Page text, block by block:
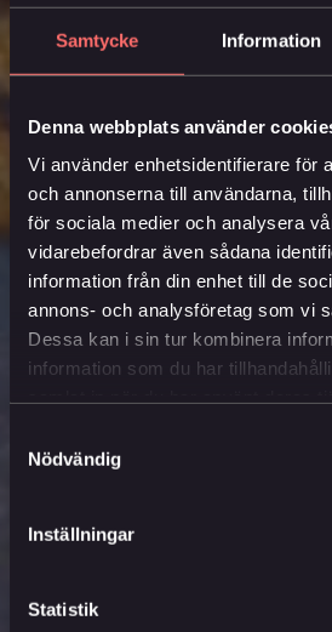
Samtycke Information
Denna webbplats använder
Vi använder enhetsidentifierare för
och annonserna till användarna,
för sociala medier och analysera
vidarebefordrar även sådana
information från din enhet till de
annons- och analysföretag som vi
Dessa kan i sin tur kombinera
information som du har
Nödvändig
Inställningar
Statistik
.